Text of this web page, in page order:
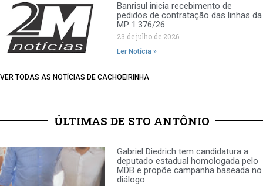
Banrisul inicia recebimento de
pedidos de contratação das linhas da
MP 1.376/26
23 de julho de 2026
Ler Notícia »
VER TODAS AS NOTÍCIAS DE CACHOEIRINHA
ÚLTIMAS DE STO ANTÔNIO
Gabriel Diedrich tem candidatura a
deputado estadual homologada pelo
MDB e propõe campanha baseada no
diálogo